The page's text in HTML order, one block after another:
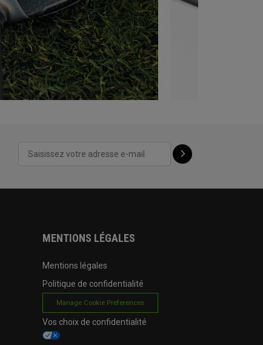
MENTIONS LÉGALES
Mentions légales
Politique de confidentialité
Manage Cookie Preferences
Vos choix de confidentialité